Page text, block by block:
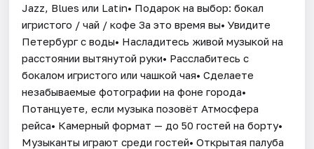
Jazz, Blues или Latin• Подарок на выбор: бокал
игристого / чай / кофе За это время вы• Увидите
Петербург с воды• Насладитесь живой музыкой на
расстоянии вытянутой руки• Расслабитесь с
бокалом игристого или чашкой чая• Сделаете
незабываемые фотографии на фоне города•
Потанцуете, если музыка позовёт Атмосфера
рейса• Камерный формат — до 50 гостей на борту•
Музыканты играют среди гостей• Открытая палуба